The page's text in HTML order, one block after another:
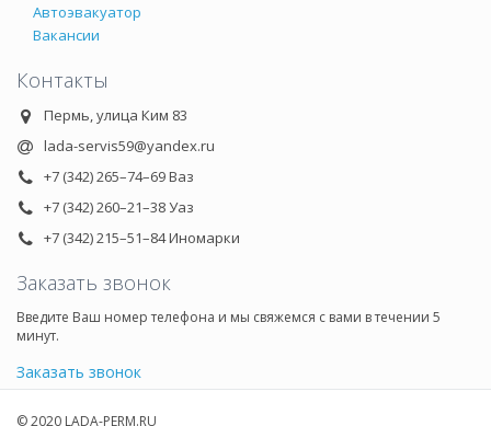
Автоэвакуатор
Вакансии
Контакты
Пермь, улица Ким 83
lada-servis59@yandex.ru
+7 (342) 265–74–69 Ваз
+7 (342) 260–21–38 Уаз
+7 (342) 215–51–84 Иномарки
Заказать звонок
Введите Ваш номер телефона и мы свяжемся с вами в течении 5
минут.
Заказать звонок
© 2020 LADA-PERM.RU